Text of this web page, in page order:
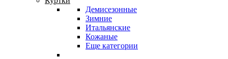
Демисезонные
Зимние
Итальянские
Кожаные
Еще категории